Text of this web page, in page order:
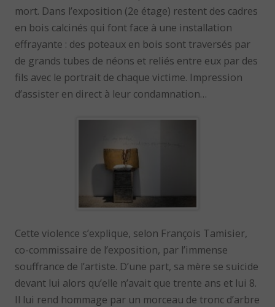
mort. Dans l’exposition (2e étage) restent des cadres
en bois calcinés qui font face à une installation
effrayante : des poteaux en bois sont traversés par
de grands tubes de néons et reliés entre eux par des
fils avec le portrait de chaque victime. Impression
d’assister en direct à leur condamnation…
Cette violence s’explique, selon François Tamisier,
co-commissaire de l’exposition, par l’immense
souffrance de l’artiste. D’une part, sa mère se suicide
devant lui alors qu’elle n’avait que trente ans et lui 8.
Il lui rend hommage par un morceau de tronc d’arbre